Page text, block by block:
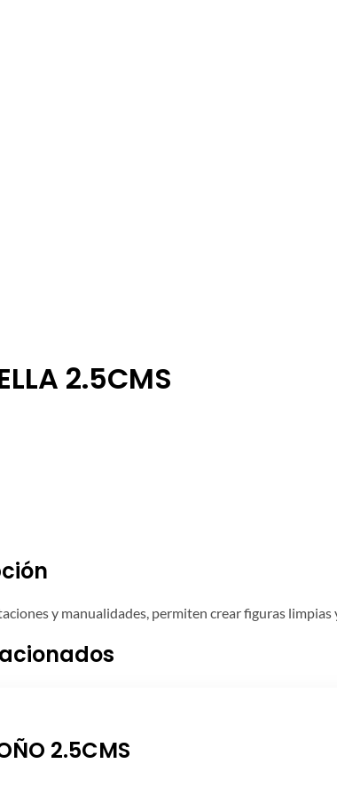
2.5CMS
y manualidades, permiten crear figuras limpias
2.5CMS